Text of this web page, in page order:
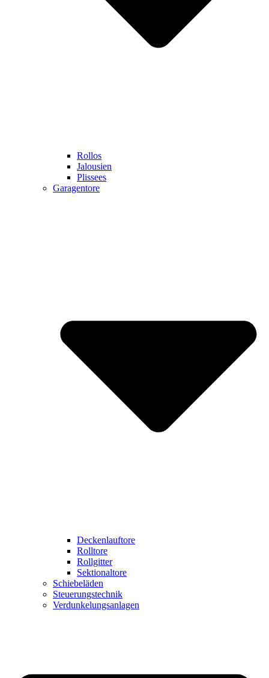
Rollos
Jalousien
Plissees
Garagentore
Deckenlauftore
Rolltore
Rollgitter
Sektionaltore
Schiebeläden
Steuerungstechnik
Verdunkelungsanlagen